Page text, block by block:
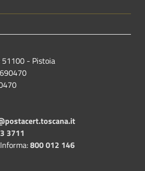
51100 - Pistoia
3711
800 012 146